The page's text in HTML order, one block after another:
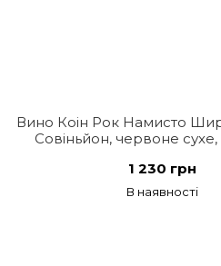
Вино Коін Рок Намисто
Совіньйон, червоне
1 230 грн
В наявності